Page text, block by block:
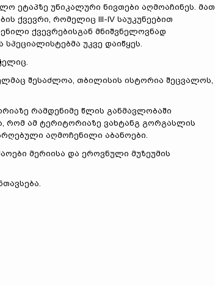
ეტაპზე უნიკალური ნივთები აღმოაჩინეს. მათ
ქვევრი, რომელიც III-IV საუკუნეებით
ქვევრებისგან მნიშვნელოვნად
სპეციალისტებმა უკვე დაიწყეს.
შესაძლოა, თბილისის ისტორია შეცვალოს,
რამდენიმე წლის განმავლობაში
რომ ამ ტერიტორიაზე ვახტანგ გორგასლის
აღმოჩენილი აბანოები.
მერიისა და ეროვნული მუზეუმის